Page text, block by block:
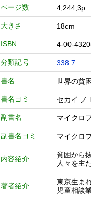
ページ数 4,244,3p
大きさ 18cm
ISBN 4-00-
分類記号 338.7
書名 世界の
書名ヨミ セカイ ノ
副書名 マイクロ
副書名ヨミ マイクロ
内容紹介
貧困から
人々を主
著者紹介
東京生ま
児童相談